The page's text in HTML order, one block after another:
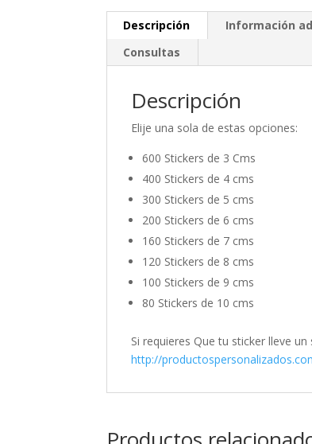
Descripción Información
Consultas
Descripción
Elije una sola de estas opciones:
600 Stickers de 3 Cms
400 Stickers de 4 cms
300 Stickers de 5 cms
200 Stickers de 6 cms
160 Stickers de 7 cms
120 Stickers de 8 cms
100 Stickers de 9 cms
80 Stickers de 10 cms
Si requieres Que tu sticker lleve
http://